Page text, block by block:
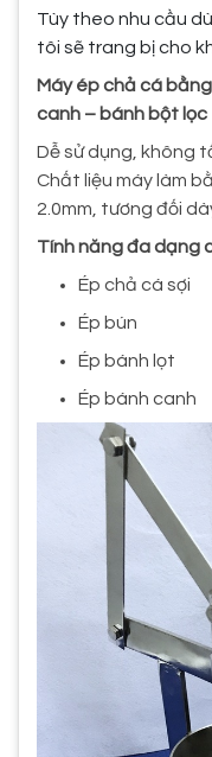
Tùy theo nhu cầu
tôi sẽ trang bị cho
Máy ép chả cá
canh – bánh bột lọc
Dễ sử dụng, không
Chất liệu máy làm
2.0mm, tương đối
Tính năng đa dạng
Ép chả cá sợi
Ép bún
Ép bánh lọt
Ép bánh canh